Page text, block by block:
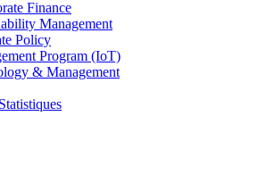
Finance
Management
Policy
Program (IoT)
& Management